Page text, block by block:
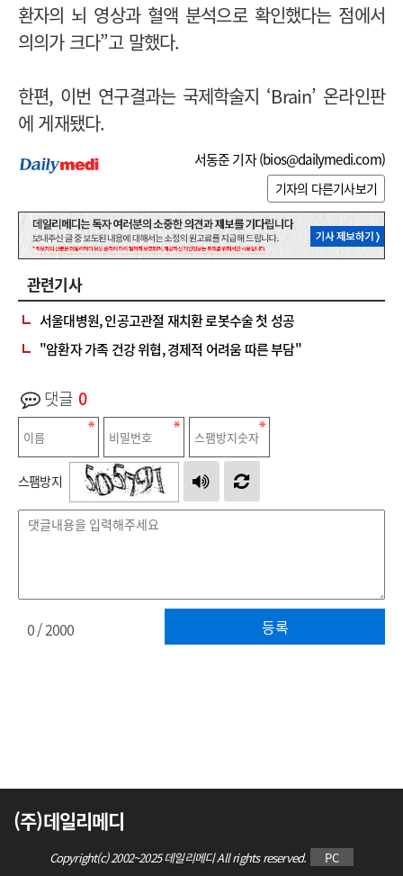
환자의 뇌 영상과 혈액 분석으로 확인했다는 점에서
의의가 크다”고 말했다.
한편, 이번 연구결과는 국제학술지 ‘Brain’ 온라인판
에 게재됐다.
서동준 기자 (bios@dailymedi.com)
기자의 다른기사보기
관련기사
서울대병원, 인공고관절 재치환 로봇수술 첫 성공
"암환자 가족 건강 위협, 경제적 어려움 따른 부담"
댓글 0
스팸방지
등록
0/ 2000
(주)데일리메디
Copyright(c) 2002~2025 데일리메디 All rights reserved. PC